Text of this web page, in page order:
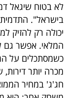
קריירה
ולימודים
מינויים
רייטינג
לא בטוח שיגאל
בישראל".
יכולה רק להזיק
המלאי. אפשר גם
כשמסתכלים על
מכרה יותר
חג'ג' במחיר